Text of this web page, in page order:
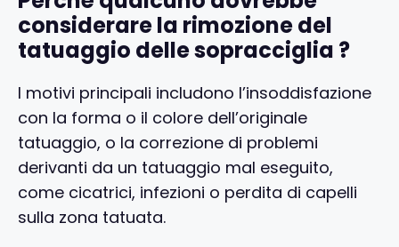
considerare la rimozione del
tatuaggio delle sopracciglia ?
I motivi principali includono l’insoddisfazione
con la forma o il colore dell’originale
tatuaggio, o la correzione di problemi
derivanti da un tatuaggio mal eseguito,
come cicatrici, infezioni o perdita di capelli
sulla zona tatuata.